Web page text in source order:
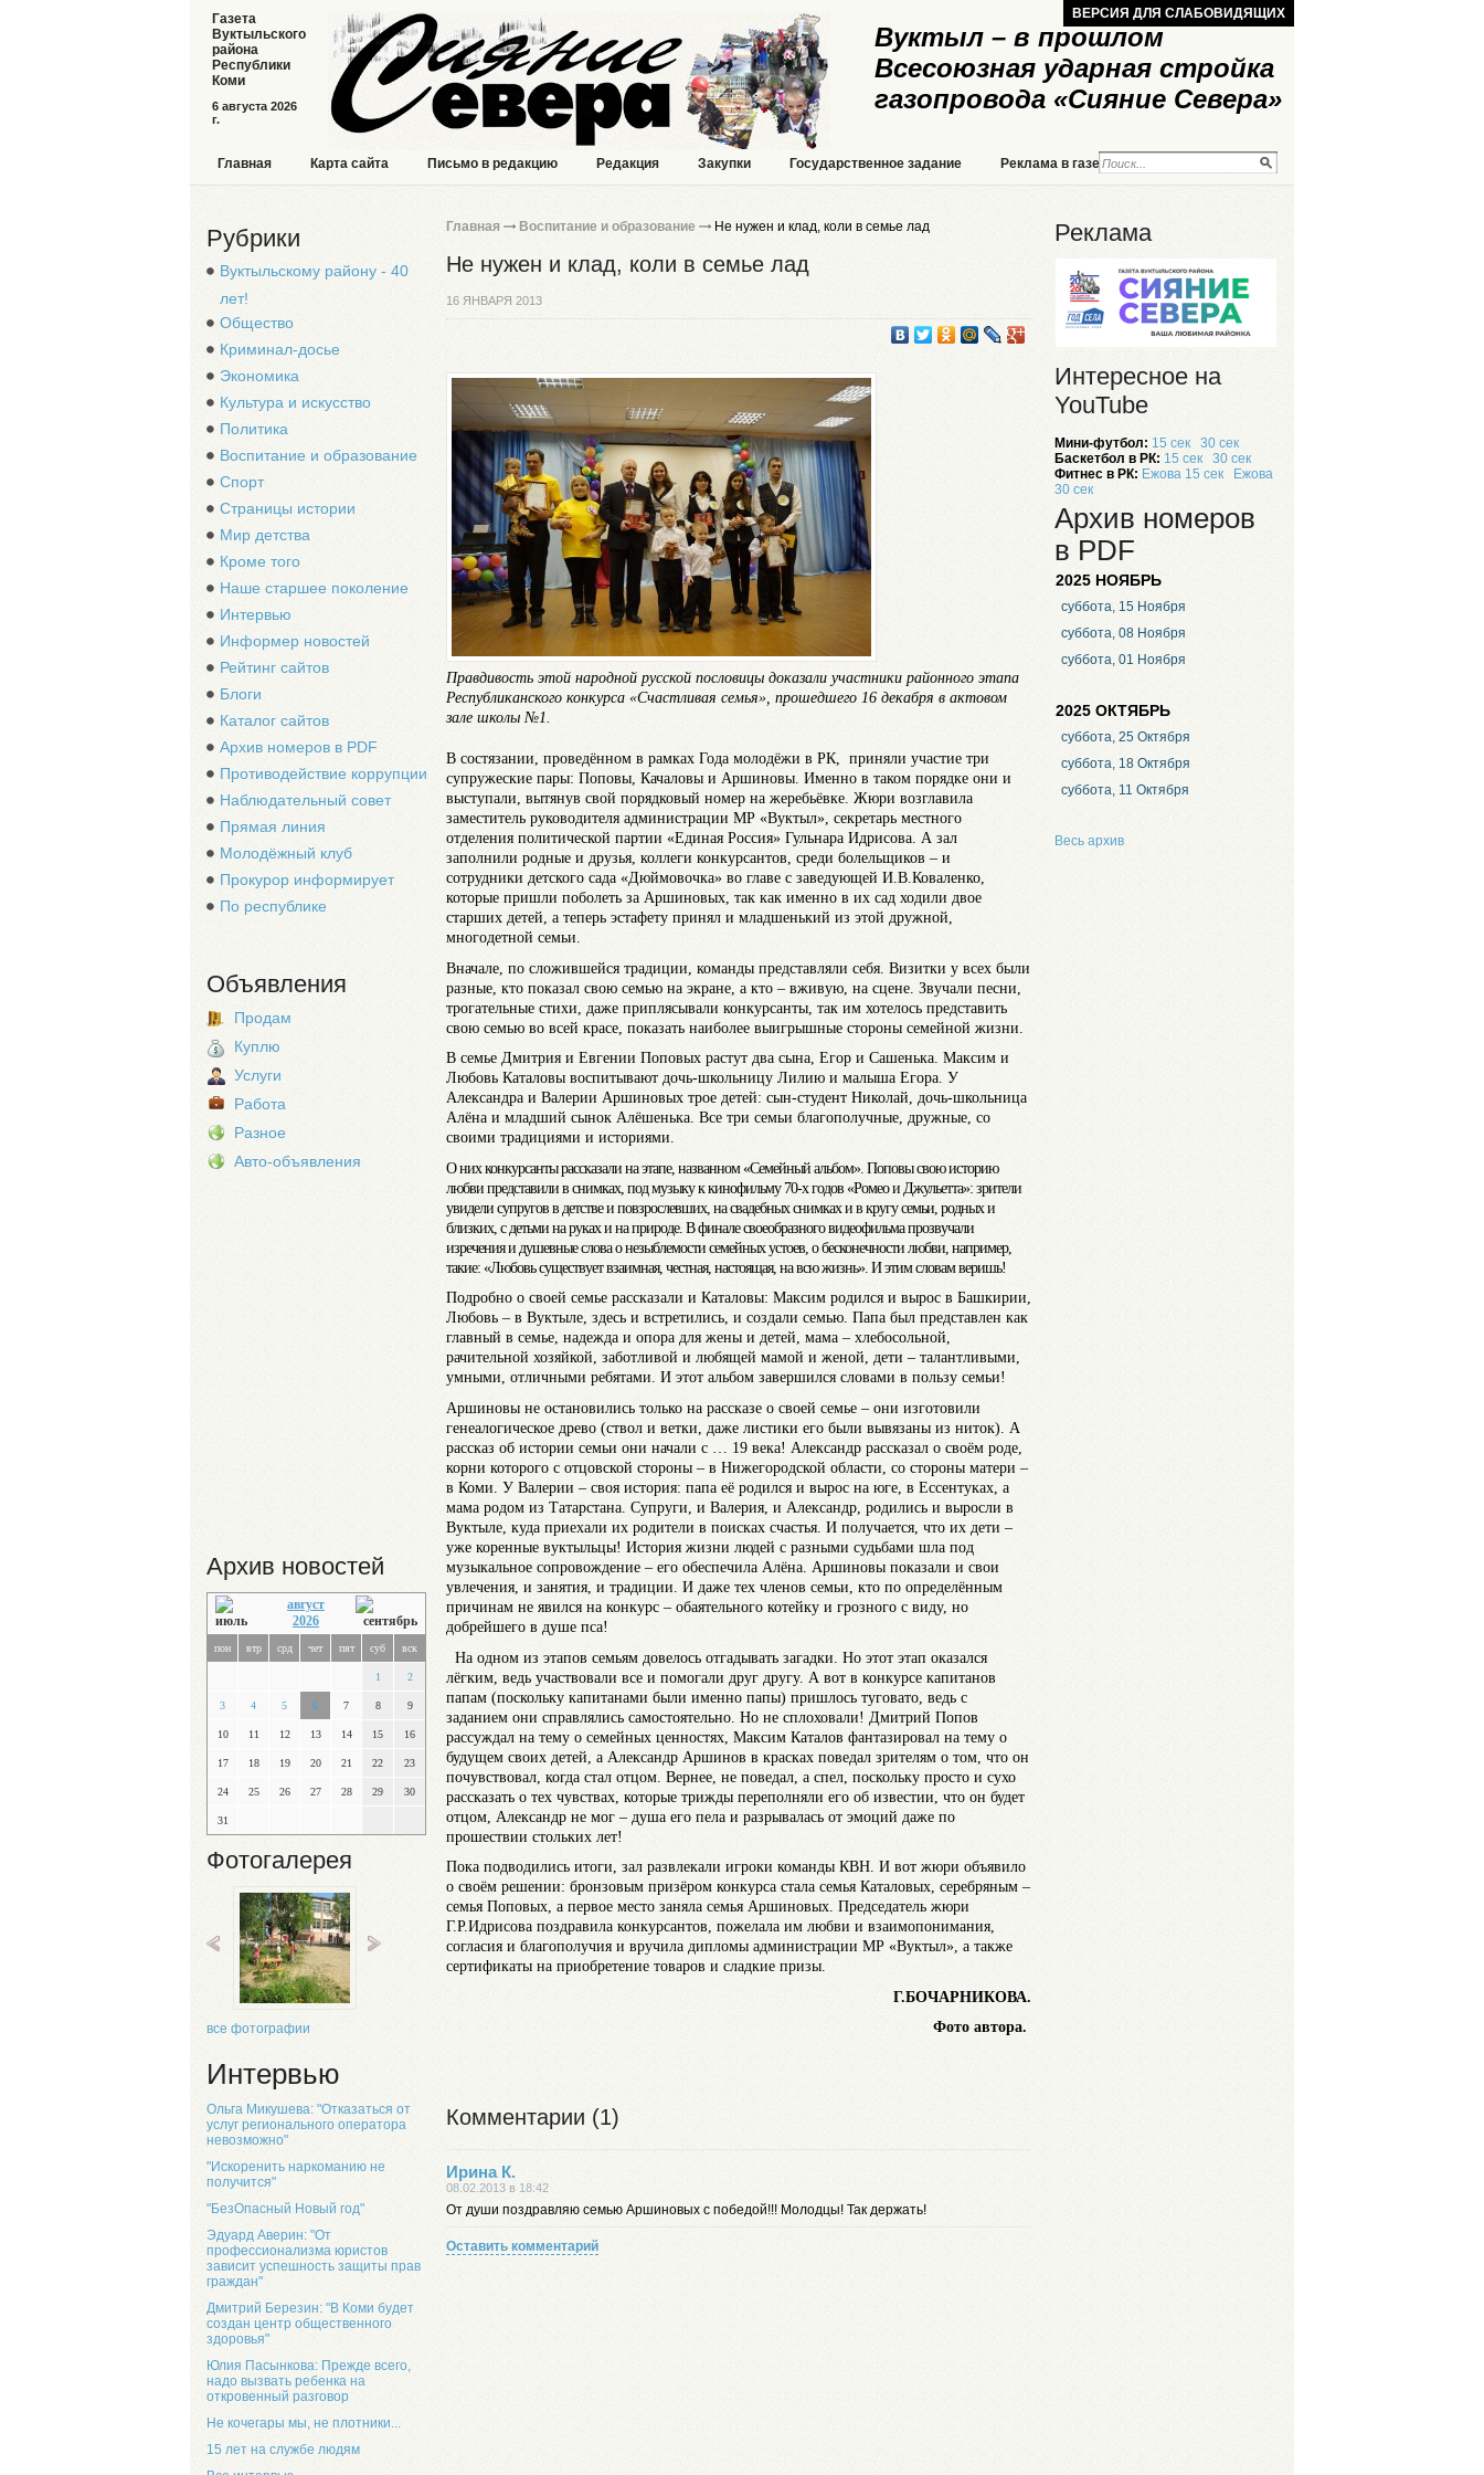
Вуктыл – в прошлом
Всесоюзная ударная стройка
газопровода «Сияние Севера»
6 августа 2026
г.
Газета
Вуктыльского
района
Республики
Коми
ВЕРСИЯ ДЛЯ СЛАБОВИДЯЩИХ
Главная Карта сайта Письмо в редакцию Редакция Закупки Государственное задание Реклама в газете Реклама на сайте
Рубрики
Вуктыльскому району - 40
лет!
Общество
Криминал-досье
Экономика
Культура и искусство
Политика
Воспитание и образование
Спорт
Страницы истории
Мир детства
Кроме того
Наше старшее поколение
Интервью
Информер новостей
Рейтинг сайтов
Блоги
Каталог сайтов
Архив номеров в PDF
Противодействие коррупции
Наблюдательный совет
Прямая линия
Молодёжный клуб
Прокурор информирует
По республике
Объявления
Продам
Куплю
Услуги
Работа
Разное
Авто-объявления
Архив новостей
август
2026
пон втр срд чет пят суб вск
1 2
3 4 5 6 7 8 9
10 11 12 13 14 15 16
17 18 19 20 21 22 23
24 25 26 27 28 29 30
31
Фотогалерея
все фотографии
Интервью
Ольга Микушева: "Отказаться от
услуг регионального оператора
невозможно"
"Искоренить наркоманию не
получится"
"БезОпасный Новый год"
Эдуард Аверин: "От
профессионализма юристов
зависит успешность защиты прав
граждан"
Дмитрий Березин: "В Коми будет
создан центр общественного
здоровья"
Юлия Пасынкова: Прежде всего,
надо вызвать ребенка на
откровенный разговор
Не кочегары мы, не плотники...
15 лет на службе людям
Главная Воспитание и образование Не нужен и клад, коли в семье лад
Не нужен и клад, коли в семье лад
16 ЯНВАРЯ 2013
Правдивость этой народной русской пословицы доказали участники районного этапа
Республиканского конкурса «Счастливая семья», прошедшего 16 декабря в актовом
зале школы №1.
В состязании, проведённом в рамках Года молодёжи в РК, приняли участие три
супружеские пары: Поповы, Качаловы и Аршиновы. Именно в таком порядке они и
выступали, вытянув свой порядковый номер на жеребьёвке. Жюри возглавила
заместитель руководителя администрации МР «Вуктыл», секретарь местного
отделения политической партии «Единая Россия» Гульнара Идрисова. А зал
заполнили родные и друзья, коллеги конкурсантов, среди болельщиков – и
сотрудники детского сада «Дюймовочка» во главе с заведующей И.В.Коваленко,
которые пришли поболеть за Аршиновых, так как именно в их сад ходили двое
старших детей, а теперь эстафету принял и младшенький из этой дружной,
многодетной семьи.
Вначале, по сложившейся традиции, команды представляли себя. Визитки у всех были
разные, кто показал свою семью на экране, а кто – вживую, на сцене. Звучали песни,
трогательные стихи, даже приплясывали конкурсанты, так им хотелось представить
свою семью во всей красе, показать наиболее выигрышные стороны семейной жизни.
В семье Дмитрия и Евгении Поповых растут два сына, Егор и Сашенька. Максим и
Любовь Каталовы воспитывают дочь-школьницу Лилию и малыша Егора. У
Александра и Валерии Аршиновых трое детей: сын-студент Николай, дочь-школьница
Алёна и младший сынок Алёшенька. Все три семьи благополучные, дружные, со
своими традициями и историями.
О них конкурсанты рассказали на этапе, названном «Семейный альбом». Поповы свою историю
любви представили в снимках, под музыку к кинофильму 70-х годов «Ромео и Джульетта»: зрители
увидели супругов в детстве и повзрослевших, на свадебных снимках и в кругу семьи, родных и
близких, с детьми на руках и на природе. В финале своеобразного видеофильма прозвучали
изречения и душевные слова о незыблемости семейных устоев, о бесконечности любви, например,
такие: «Любовь существует взаимная, честная, настоящая, на всю жизнь». И этим словам веришь!
Подробно о своей семье рассказали и Каталовы: Максим родился и вырос в Башкирии,
Любовь – в Вуктыле, здесь и встретились, и создали семью. Папа был представлен как
главный в семье, надежда и опора для жены и детей, мама – хлебосольной,
рачительной хозяйкой, заботливой и любящей мамой и женой, дети – талантливыми,
умными, отличными ребятами. И этот альбом завершился словами в пользу семьи!
Аршиновы не остановились только на рассказе о своей семье – они изготовили
генеалогическое древо (ствол и ветки, даже листики его были вывязаны из ниток). А
рассказ об истории семьи они начали с … 19 века! Александр рассказал о своём роде,
корни которого с отцовской стороны – в Нижегородской области, со стороны матери –
в Коми. У Валерии – своя история: папа её родился и вырос на юге, в Ессентуках, а
мама родом из Татарстана. Супруги, и Валерия, и Александр, родились и выросли в
Вуктыле, куда приехали их родители в поисках счастья. И получается, что их дети –
уже коренные вуктыльцы! История жизни людей с разными судьбами шла под
музыкальное сопровождение – его обеспечила Алёна. Аршиновы показали и свои
увлечения, и занятия, и традиции. И даже тех членов семьи, кто по определённым
причинам не явился на конкурс – обаятельного котейку и грозного с виду, но
добрейшего в душе пса!
На одном из этапов семьям довелось отгадывать загадки. Но этот этап оказался
лёгким, ведь участвовали все и помогали друг другу. А вот в конкурсе капитанов
папам (поскольку капитанами были именно папы) пришлось туговато, ведь с
заданием они справлялись самостоятельно. Но не сплоховали! Дмитрий Попов
рассуждал на тему о семейных ценностях, Максим Каталов фантазировал на тему о
будущем своих детей, а Александр Аршинов в красках поведал зрителям о том, что он
почувствовал, когда стал отцом. Вернее, не поведал, а спел, поскольку просто и сухо
рассказать о тех чувствах, которые трижды переполняли его об известии, что он будет
отцом, Александр не мог – душа его пела и разрывалась от эмоций даже по
прошествии стольких лет!
Пока подводились итоги, зал развлекали игроки команды КВН. И вот жюри объявило
о своём решении: бронзовым призёром конкурса стала семья Каталовых, серебряным –
семья Поповых, а первое место заняла семья Аршиновых. Председатель жюри
Г.Р.Идрисова поздравила конкурсантов, пожелала им любви и взаимопонимания,
согласия и благополучия и вручила дипломы администрации МР «Вуктыл», а также
сертификаты на приобретение товаров и сладкие призы.
Г.БОЧАРНИКОВА.
Фото автора.
Комментарии (1)
Ирина К.
08.02.2013 в 18:42
От души поздравляю семью Аршиновых с победой!!! Молодцы! Так держать!
Оставить комментарий
Реклама
Интересное на
YouTube
Мини-футбол: 15 сек
30 сек
Баскетбол в РК: 15 сек
30 сек
Фитнес в РК: Ежова 15 сек
Ежова
30 сек
Архив номеров
в PDF
2025 НОЯБРЬ
суббота, 15 Ноября
суббота, 08 Ноября
суббота, 01 Ноября
2025 ОКТЯБРЬ
суббота, 25 Октября
суббота, 18 Октября
суббота, 11 Октября
Весь архив